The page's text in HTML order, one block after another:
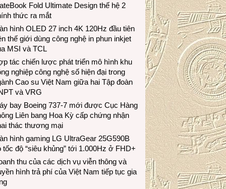
Fold Ultimate Design thế hệ 2
thức ra mắt
hình OLED 27 inch 4K 120Hz đầu tiên
thế giới dùng công nghệ in phun inkjet
MSI và TCL
tác chiến lược phát triển mô hình khu
nghiệp công nghệ số hiện đại trong
Cao su Việt Nam giữa hai Tập đoàn
và VRG
bay Boeing 737-7 mới được Cục Hàng
Liên bang Hoa Kỳ cấp chứng nhận
thác thương mại
hình gaming LG UltraGear 25G590B
tốc độ “siêu khủng” tới 1.000Hz ở FHD+
thu của các dịch vụ viễn thông và
hình trả phí của Việt Nam tiếp tục gia